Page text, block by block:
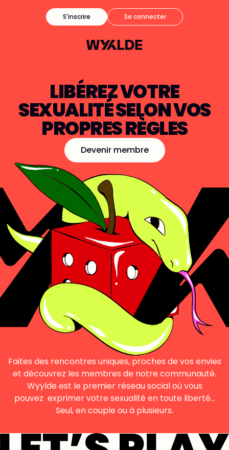
S'inscrire Se connecter
LIBÉREZ VOTRE
SEXUALITÉ SELON VOS
PROPRES RÈGLES
Devenir membre
Faites des rencontres uniques, proches de vos envies
et découvrez les membres de notre communauté.
Wyylde est le premier réseau social où vous
pouvez exprimer votre sexualité en toute liberté…
Seul, en couple ou à plusieurs.